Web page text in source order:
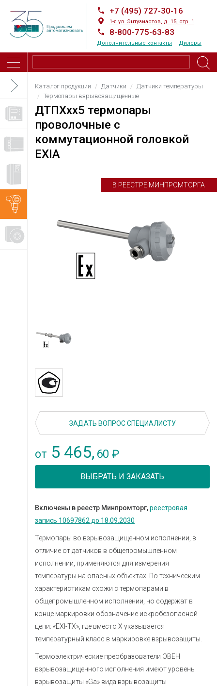
+7 (495) 727-30-16
1-я ул. Энтузиастов, д. 15, стр. 1
8-800-775-63-83
Дополнительные контакты Дилеры
Каталог продукции Датчики
Датчики температуры
Термопары взрывозащищенные
ДТПХхх5 термопары
проволочные с
коммутационной головкой
EXIA
В РЕЕСТРЕ МИНПРОМТОРГА
ЗАДАТЬ ВОПРОС СПЕЦИАЛИСТУ
от 5 465, 60 ₽
ВЫБРАТЬ И ЗАКАЗАТЬ
Включены в реестр Минпромторг,реестровая
запись 10697862 до 18.09.2030
Термопары во взрывозащищенном исполнении, в
отличие от датчиков в общепромышленном
исполнении, применяются для измерения
температуры на опасных объектах. По техническим
характеристикам схожи с термопарами в
общепромышленном исполнении, но содержат в
конце маркировки обозначение искробезопасной
цепи: «ЕХI-ТХ», где вместо Х указывается
температурный класс в маркировке взрывозащиты.
Термоэлектрические преобразователи ОВЕН
взрывозащищенного исполнения имеют уровень
взрывозащиты «Ga» вида взрывозащиты